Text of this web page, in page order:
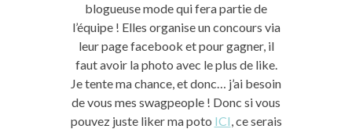
blogueuse mode qui fera partie de
l’équipe ! Elles organise un concours via
leur page facebook et pour gagner, il
faut avoir la photo avec le plus de like.
Je tente ma chance, et donc… j’ai besoin
de vous mes swagpeople ! Donc si vous
pouvez juste liker ma poto ICI, ce serais